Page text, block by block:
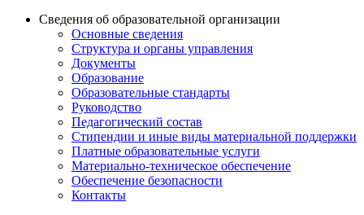
Сведения об образовательной организации
Основные сведения
Структура и органы управления
Документы
Образование
Образовательные стандарты
Руководство
Педагогический состав
Стипендии и иные виды материальной поддержки
Платные образовательные услуги
Материально-техническое обеспечение
Обеспечение безопасности
Контакты